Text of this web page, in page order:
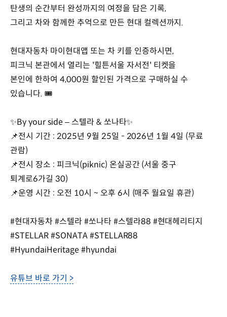
탄생의 순간부터 완성까지의 여정을 담은 기록,
그리고 차와 함께한 추억으로 만든 현대 컬렉션까지.
현대자동차 마이현대앱 또는 차 키를 인증하시면,
피크닉 본관에서 열리는 '힐튼서울 자서전' 티켓을
본인에 한하여 4,000원 할인된 가격으로 구매하실 수
있습니다. 🎟️
✨By your side – 스텔라 & 쏘나타✨
📌전시 기간 : 2025년 9월 25일 - 2026년 1월 4일 (무료
관람)
📌전시 장소 : 피크닉(piknic) 온실공간 (서울 중구
퇴계로6가길 30)
📌운영 시간 : 오전 10시 ~ 오후 6시 (매주 월요일 휴관)
#현대자동차 #스텔라 #쏘나타 #스텔라88 #현대헤리티지
#STELLAR #SONATA #STELLAR88
#HyundaiHeritage #hyundai
유튜브 바로 가기 >